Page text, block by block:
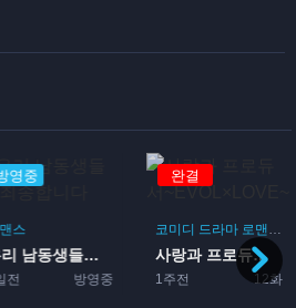
영중
스
우리 남동생들이 죄송합니다
전 방영중
완결
코미디 드라마 로맨스
사랑과 프로듀서~EVOL×L...
1주전 12화